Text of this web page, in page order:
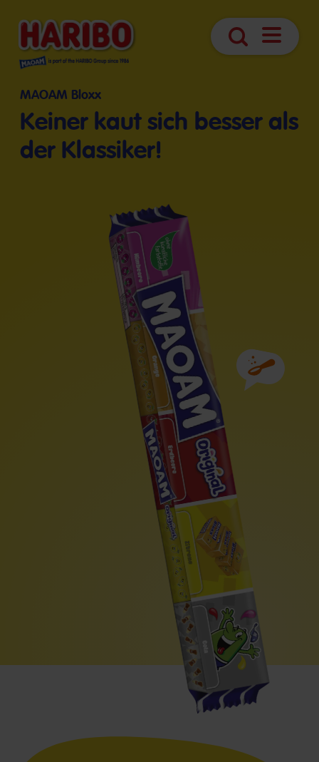
Suche
MAOAM Bloxx
Keiner kaut sich besser als
der Klassiker!
Zutaten